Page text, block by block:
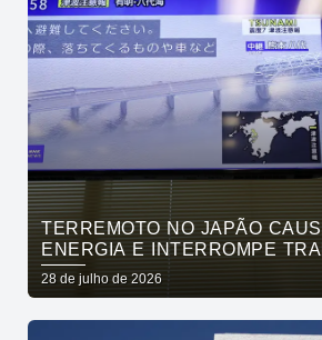
TERREMOTO NO JAPÃO
ENERGIA E INTERROMPE
28 de julho de 2026